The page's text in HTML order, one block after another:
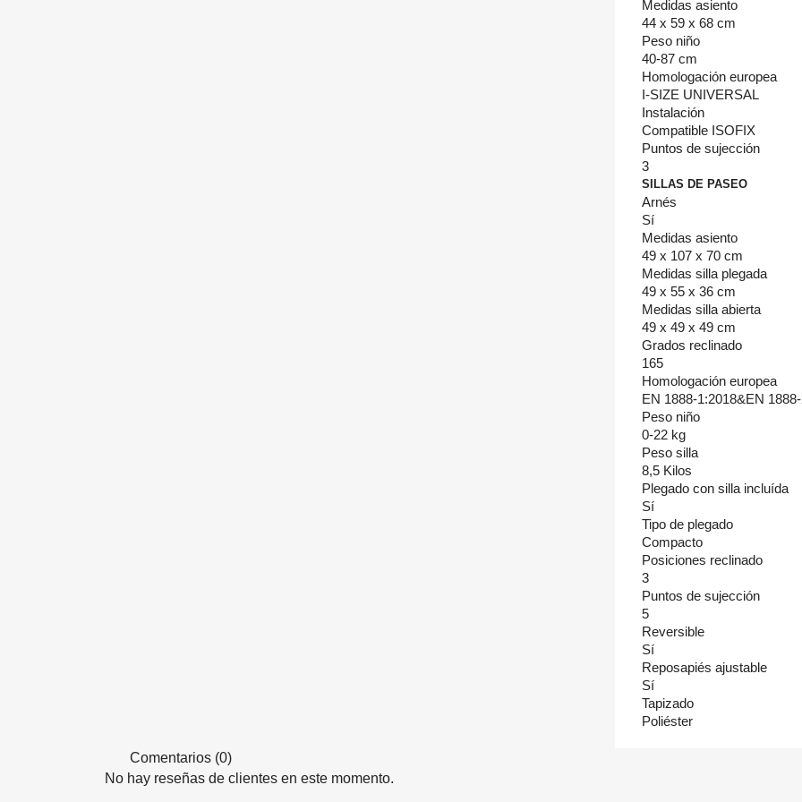
Medidas asiento
44 x 59 x 68 cm
Peso niño
40-87 cm
Homologación europea
I-SIZE UNIVERSAL
Instalación
Compatible ISOFIX
Puntos de sujección
3
SILLAS DE PASEO
Arnés
Sí
Medidas asiento
49 x 107 x 70 cm
Medidas silla plegada
49 x 55 x 36 cm
Medidas silla abierta
49 x 49 x 49 cm
Grados reclinado
165
Homologación europea
EN 1888-1:2018&EN
Peso niño
0-22 kg
Peso silla
8,5 Kilos
Plegado con silla incluída
Sí
Tipo de plegado
Compacto
Posiciones reclinado
3
Puntos de sujección
5
Reversible
Sí
Reposapiés ajustable
Sí
Tapizado
Poliéster
Comentarios (0)
No hay reseñas de clientes en este momento.